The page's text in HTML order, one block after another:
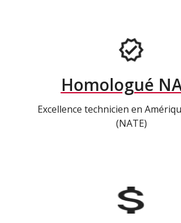
Homologué
Excellence technicien en
(NATE)